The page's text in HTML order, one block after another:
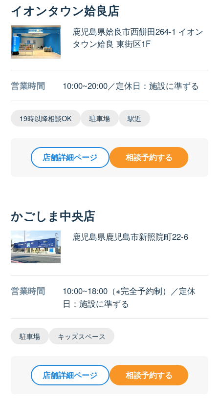
イオンタウン姶良店
鹿児島県姶良市西餅田264-1 イオン
タウン姶良 東街区1F
営業時間 10:00~20:00／定休日：施設に準ずる
19時以降相談OK 駐車場 駅近
店舗詳細ページ 相談予約する
かごしま中央店
鹿児島県鹿児島市新照院町22-6
営業時間
10:00~18:00（※完全予約制）／定休
日：施設に準ずる
駐車場 キッズスペース
店舗詳細ページ 相談予約する